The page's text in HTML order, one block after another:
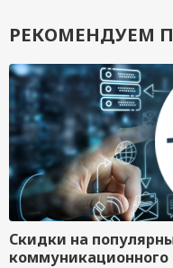
РЕКОМЕНДУЕМ
Скидки на
коммуникационного